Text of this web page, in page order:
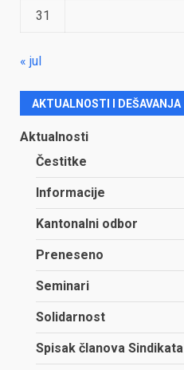
31
« jul
AKTUALNOSTI I DEŠAVANJA
Aktualnosti
Čestitke
Informacije
Kantonalni odbor
Preneseno
Seminari
Solidarnost
Spisak članova Sindikata